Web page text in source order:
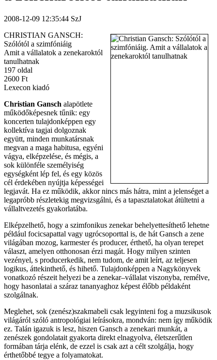
2008-12-09 12:35:44 SzJ
CHRISTIAN GANSCH:
Szólótól a szimfóniáig
Amit a vállalatok a zenekaroktól
tanulhatnak
197 oldal
2600 Ft
Lexecon kiadó
Christian Gansch alapötlete
működőképesnek tűnik: egy
koncerten tulajdonképpen egy
kollektíva tagjai dolgoznak
együtt, minden munkatársnak
megvan a maga habitusa, egyéni
vágya, elképzelése, és mégis, a
sok különféle személyiség
egységként lép fel, és egy közös
cél érdekében nyújtja képességei
legjavát. Ha ez működik, akkor nincs más hátra, mint a jelenséget a
legapróbb részletekig megvizsgálni, és a tapasztalatokat átültetni a
vállaltvezetés gyakorlatába.
Elképzelhető, hogy a szimfonikus zenekar behelyettesíthető lehetne
például focicsapattal vagy ugrócsoporttal is, de hát Gansch a zene
világában mozog, karmester és producer, érthető, ha olyan terepet
választ, amelyen otthonosan érzi magát. Hogy milyen szinten
vezényel, s producerkedik, nem tudom, de amit leírt, az teljesen
logikus, áttekinthető, és hihető. Tulajdonképpen a Nagykönyvek
vonatkozó részeit helyezi be a zenekar–vállalat viszonyba, remélve,
hogy hasonlatai a száraz tananyaghoz képest élőbb példaként
szolgálnak.
Meglehet, sok (zenész)szakmabeli csak legyinteni fog a muzsikusok
világáról szóló antropológiai leírásokra, mondván: nem így működik
ez. Talán igazuk is lesz, hiszen Gansch a zenekari munkát, a
zenészek gondolatait gyakorta direkt elnagyolva, életszerűtlen
formában tárja elénk, de ezzel is csak azt a célt szolgálja, hogy
érthetőbbé tegye a folyamatokat.